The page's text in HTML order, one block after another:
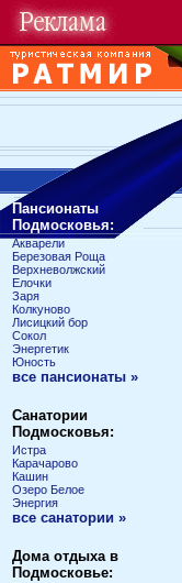
Пансионаты
Подмосковья:
Акварели
Березовая Роща
Верхневолжский
Елочки
Заря
Колкуново
Лисицкий бор
Сокол
Энергетик
Юность
все пансионаты »
Санатории
Подмосковья:
Истра
Карачарово
Кашин
Озеро Белое
Энергия
все санатории »
Дома отдыха в
Подмосковье: